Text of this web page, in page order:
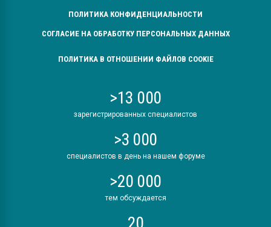
ПОЛИТИКА КОНФИДЕНЦИАЛЬНОСТИ
СОГЛАСИЕ НА ОБРАБОТКУ ПЕРСОНАЛЬНЫХ ДАННЫХ
ПОЛИТИКА В ОТНОШЕНИИ ФАЙЛОВ COOKIE
>13 000
зарегистрированных специалистов
>3 000
специалистов в день на нашем форуме
>20 000
тем обсуждается
20